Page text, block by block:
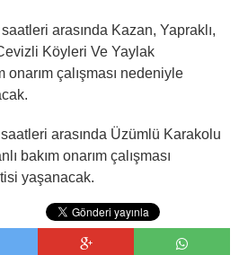
arasında Kazan, Yapraklı,
Köyleri Ve Yaylak
onarım çalışması nedeniyle
arasında Üzümlü Karakolu
bakım onarım çalışması
yaşanacak.